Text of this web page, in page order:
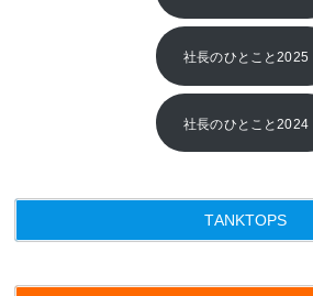
社長のひとこと2025
社長のひとこと2024
TANKTOPS